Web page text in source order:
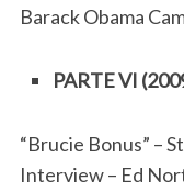
Barack Obama
PARTE VI
“Brucie Bonus” –
Interview – Ed